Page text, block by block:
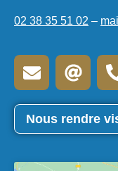
02 38 35 51 02 –
Nous rendre